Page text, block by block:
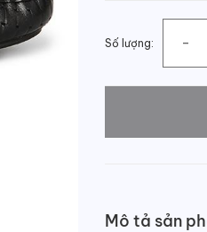
Số lượng:
Giày lười nam
Mô tả sản